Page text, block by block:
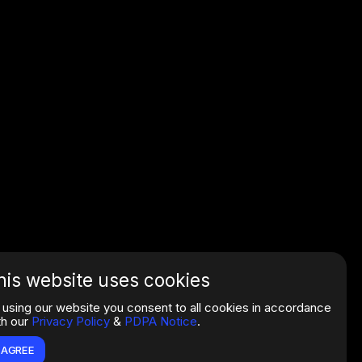
website uses cookies
using our website you consent to all cookies in accordance
our Privacy Policy & PDPA Notice.